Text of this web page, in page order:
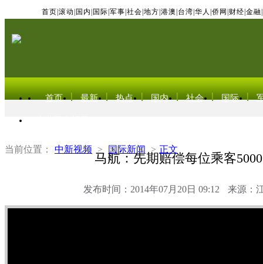
首页 滚动 国内 国际 军事 社会 地方 港澳 台湾 华人 侨网 财经 金融
首页 最新 热点 国内 社会 国际
当前位置： 中新视频 > 国际新闻 > 正文
马航：先期赔偿每位乘客
发布时间：2014年07月20日 09:12 来源：